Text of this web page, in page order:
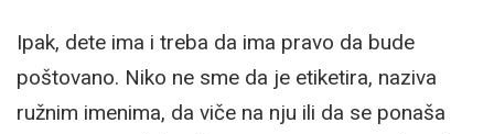
Ipak, dete ima i treba da ima pravo da bude
poštovano. Niko ne sme da je etiketira, naziva
ružnim imenima, da viče na nju ili da se ponaša